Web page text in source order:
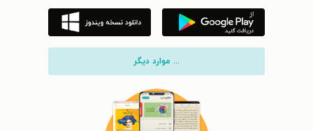
... موارد دیگر